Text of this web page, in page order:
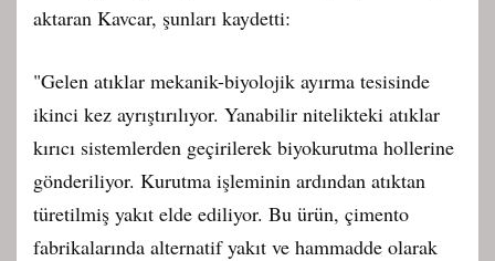
aktaran Kavcar, şunları kaydetti:
"Gelen atıklar mekanik-biyolojik ayırma tesisinde
ikinci kez ayrıştırılıyor. Yanabilir nitelikteki atıklar
kırıcı sistemlerden geçirilerek biyokurutma hollerine
gönderiliyor. Kurutma işleminin ardından atıktan
türetilmiş yakıt elde ediliyor. Bu ürün, çimento
fabrikalarında alternatif yakıt ve hammadde olarak